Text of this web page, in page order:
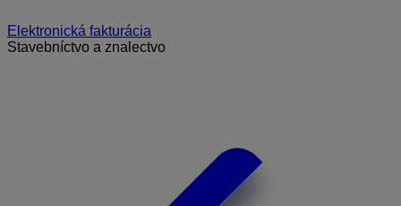
Elektronická fakturácia
Stavebníctvo a znalectvo